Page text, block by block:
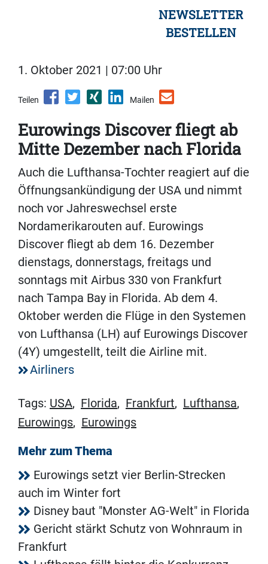
NEWSLETTER
BESTELLEN
1. Oktober 2021 | 07:00 Uhr
Teilen Mailen
Eurowings Discover fliegt ab
Mitte Dezember nach Florida
Auch die Lufthansa-Tochter reagiert auf die
Öffnungsankündigung der USA und nimmt
noch vor Jahreswechsel erste
Nordamerikarouten auf. Eurowings
Discover fliegt ab dem 16. Dezember
dienstags, donnerstags, freitags und
sonntags mit Airbus 330 von Frankfurt
nach Tampa Bay in Florida. Ab dem 4.
Oktober werden die Flüge in den Systemen
von Lufthansa (LH) auf Eurowings Discover
(4Y) umgestellt, teilt die Airline mit.
Airliners
Tags: USA, Florida, Frankfurt, Lufthansa,
Eurowings, Eurowings
Mehr zum Thema
Eurowings setzt vier Berlin-Strecken
auch im Winter fort
Disney baut "Monster AG-Welt" in Florida
Gericht stärkt Schutz von Wohnraum in
Frankfurt